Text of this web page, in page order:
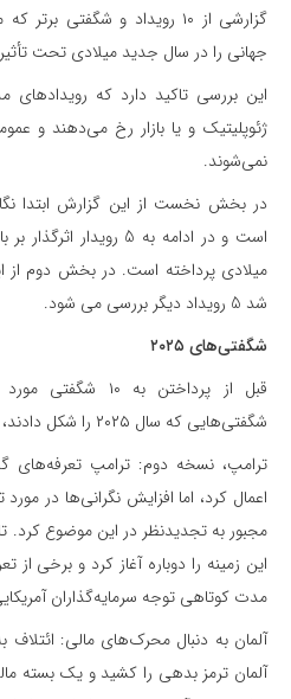
گزارشی از ۱۰ رویداد و شگفتی
جهانی را در سال جدید میلادی تحت
این بررسی تاکید دارد که رویدادهای
ژئوپلیتیک و یا بازار رخ می‌دهند و
نمی‌شوند.
است و در ادامه به 5
میلادی پرداخته است. در بخش دوم از
شد 5 رویداد دیگر بررسی می شود.
شگفتی‌های ۲۰۲۵
شگفتی‌هایی که سال ۲۰۲۵ را شکل دادند، مرور کرد.
ترامپ، نسخه دوم: ترامپ تعرفه‌های
اعمال کرد، اما افزایش نگرانی‌ها در
این زمینه را دوباره آغاز کرد و برخی از
مدت کوتاهی توجه سرمایه‌گذاران
آلمان به دنبال محرک‌های مالی: